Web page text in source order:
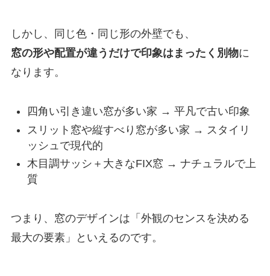
しかし、同じ色・同じ形の外壁でも、
窓の形や配置が違うだけで印象はまったく別物に
なります。
四角い引き違い窓が多い家 → 平凡で古い印象
スリット窓や縦すべり窓が多い家 → スタイリ
ッシュで現代的
木目調サッシ＋大きなFIX窓 → ナチュラルで上
質
つまり、窓のデザインは「外観のセンスを決める
最大の要素」といえるのです。